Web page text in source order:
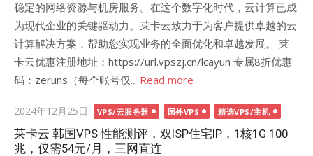
稳定的网络资源与机房服务。在这个数字化时代，云计算已成
为现代企业的关键驱动力。莱卡云致力于为客户提供卓越的云
计算解决方案，帮助您实现业务的全面优化和卓越发展。 莱
卡云优惠注册地址：https://url.vpszj.cn/lcayun 专属8折优惠
码：zeruns（每个账号仅... Read more
Posted
on
2024年12月25日 VPS/云服务器 国外VPS 精选VPS/主机
莱卡云 韩国VPS 性能测评，双ISP住宅IP，1核1G 100
兆，仅需54元/月，三网直连